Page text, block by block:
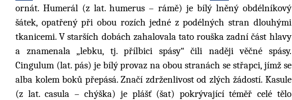
ornát. Humerál (z lat. humerus – rámě) je bílý lněný obdélníkový
šátek, opatřený při obou rozích jedné z podélných stran dlouhými
tkanicemi. V starších dobách zahalovala tato rouška zadní část hlavy
a znamenala „lebku, tj. přílbici spásy“ čili naději věčné spásy.
Cingulum (lat. pás) je bílý provaz na obou stranách se střapci, jímž se
alba kolem boků přepásá. Značí zdrženlivost od zlých žádostí. Kasule
(z lat. casula – chýška) je plášť (šat) pokrývající téměř celé tělo